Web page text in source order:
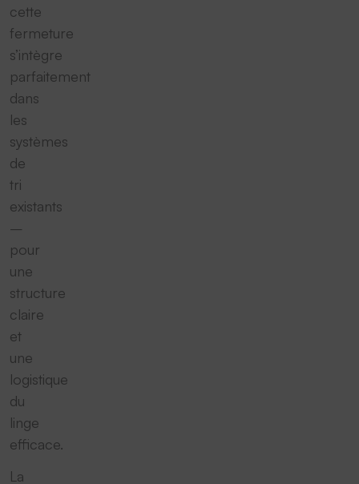
cette
fermeture
s’intègre
parfaitement
dans
les
systèmes
de
tri
existants
–
pour
une
structure
claire
et
une
logistique
du
linge
efficace.
La